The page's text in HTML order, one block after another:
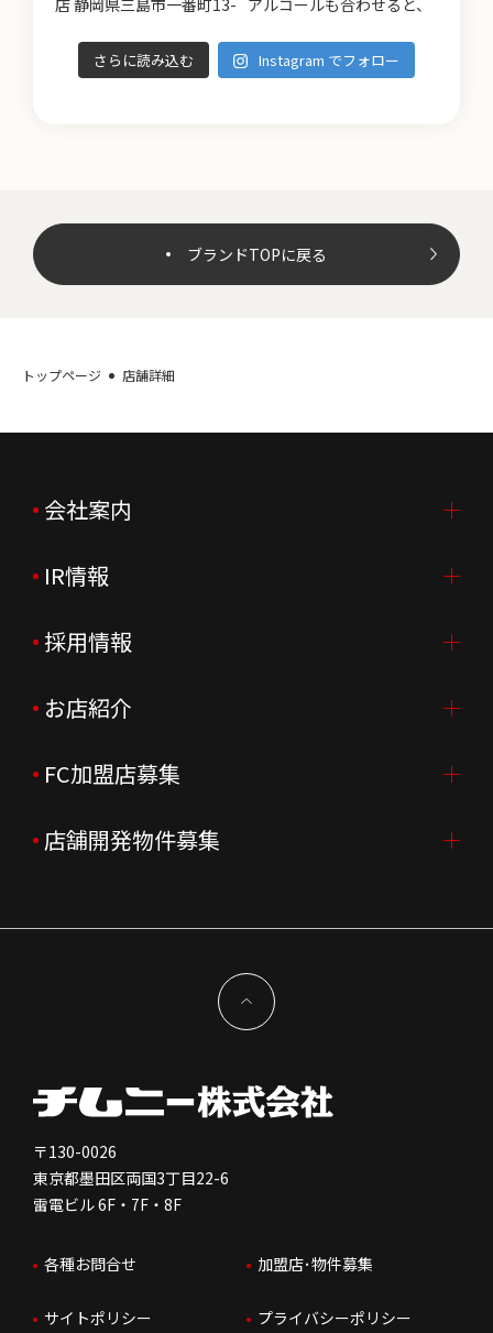
さらに読み込む Instagram でフォロー
ブランドTOPに戻る
トップページ 店舗詳細
会社案内
会社案内TOP
ご挨拶
会社概要
会社沿革
企業理念
新型コロナウイルス対応
IR情報
IR情報TOP
ニュースリリース
月次売上
決算資料
コーポレートガバナンス
免責事項
株価情報
IRお問合せ
採用情報
採用情報TOP
新卒採用
中途採用
会社を知る
人を知る
はたらく環境
人財育成
お店紹介
店舗を探す・予約する
よくあるご質問
FC加盟店募集
FC加盟店募集TOP
独立支援について
FC加盟店お問合せ
店舗開発物件募集
〒130-0026
東京都墨田区両国3丁目22-6
雷電ビル 6F・7F・8F
各種お問合せ 加盟店･物件募集
サイトポリシー プライバシーポリシー